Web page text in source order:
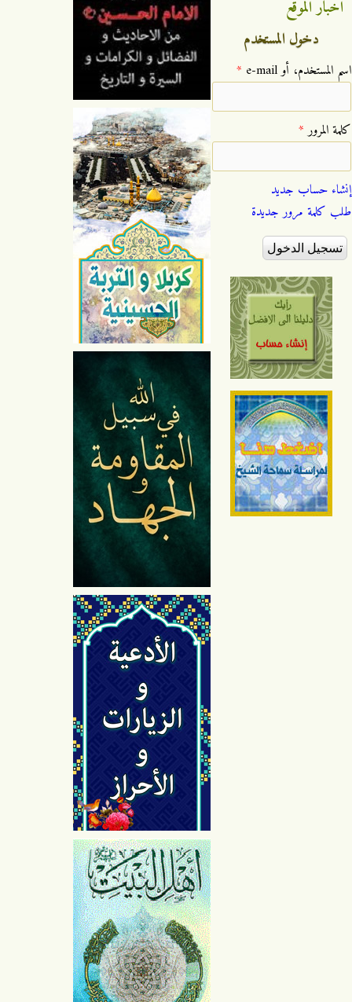
اخبار الموقع
دخول المستخدم
‏اسم المستخدم، أو e-mail ‏ *
‏كلمة المرور ‏*
إنشاء حساب جديد
طلب كلمة مرور جديدة